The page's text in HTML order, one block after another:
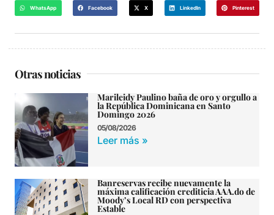
WhatsApp Facebook X LinkedIn Pinterest
Otras noticias
Marileidy Paulino baña de oro y orgullo a
la República Dominicana en Santo
Domingo 2026
05/08/2026
Leer más »
Banreservas recibe nuevamente la
máxima calificación crediticia AAA.do de
Moody’s Local RD con perspectiva
Estable